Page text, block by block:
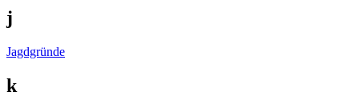
j
Jagdgründe
k